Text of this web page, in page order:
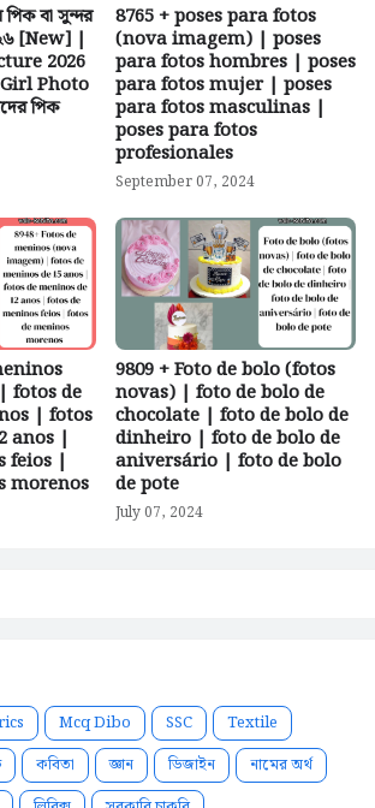
বা সুন্দর
[New] |
2026
Photo
পিক
8765 + poses para fotos
(nova imagem) | poses
para fotos hombres | poses
para fotos mujer | poses
para fotos masculinas |
poses para fotos
profesionales
September 07, 2024
fotos de
| fotos
anos |
feios |
morenos
9809 + Foto de bolo (fotos
novas) | foto de bolo de
chocolate | foto de bolo de
dinheiro | foto de bolo de
aniversário | foto de bolo
de pote
July 07, 2024
Mcq Dibo SSC
Textile
কবিতা জ্ঞান ডিজাইন
নামের অর্থ